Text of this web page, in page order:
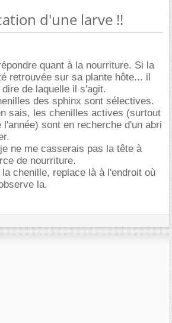
d'une larve !!
quant à la nourriture. Si la
retrouvée sur sa plante hôte... il
de laquelle il s'agit.
des sphinx sont sélectives.
sais, les chenilles actives (surtout
l'année) sont en recherche d'un abri
ne me casserais pas la tête à
de nourriture.
chenille, replace là à l'endroit où
la.